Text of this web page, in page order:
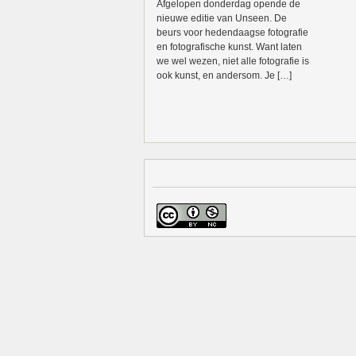
Afgelopen donderdag opende de
nieuwe editie van Unseen. De
beurs voor hedendaagse fotografie
en fotografische kunst. Want laten
we wel wezen, niet alle fotografie is
ook kunst, en andersom. Je […]